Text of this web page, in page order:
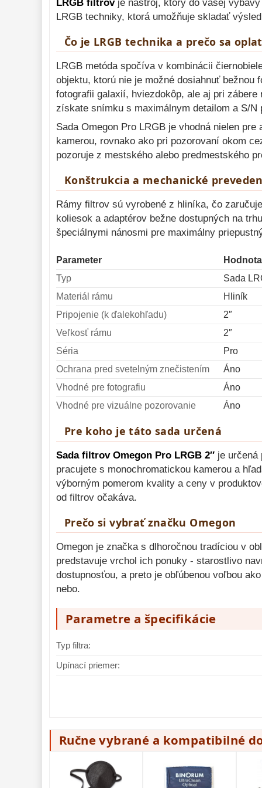
Pointácia a
zaostrenie
26
Kalibrace 8
ADC, Tilting 14
Rotátory 34
Komponenty
Binokulárne 286
Diaľkomery a Nočné
videnie
17
Monokulárne
Mikroskopy 93
Meteostanice 52
Foto stativy
Literatúra
poukazy
28
LRGB filtrovje nástroj, ktorý do vašej
LRGB techniky, ktorá umožňuje skladať
Čo je LRGB technika a prečo sa
LRGB metóda spočíva v kombinácii
objektu, ktorú nie je možné dosiahnuť bežnou
fotografii galaxií, hviezdokôp, ale aj pri
získate snímku s maximálnym detailom a S/
Sada Omegon Pro LRGB je vhodná nielen
kamerou, rovnako ako pri pozorovaní okom
pozoruje z mestského alebo predmestského
Konštrukcia a mechanické
Rámy filtrov sú vyrobené z hliníka, čo
koliesok a adaptérov bežne dostupných na
špeciálnymi nánosmi pre maximálny
Parameter
Hodnota
Typ
Sada
Materiál rámu
Hliník
Pripojenie (k ďalekohľadu)
2″
Veľkosť rámu
2″
Séria
Pro
Ochrana pred svetelným znečistením
Áno
Vhodné pre fotografiu
Áno
Vhodné pre vizuálne pozorovanie
Áno
Pre koho je táto sada určená
Sada filtrov Omegon Pro LRGB 2″ je určená
pracujete s monochromatickou kamerou a
výborným pomerom kvality a ceny v
od filtrov očakáva.
Prečo si vybrať značku Omegon
Omegon je značka s dlhoročnou tradíciou v
predstavuje vrchol ich ponuky - starostlivo
dostupnosťou, a preto je obľúbenou voľbou
nebo.
Parametre a špecifikácie
Typ filtra:
Upínací priemer:
Ručne vybrané a kompatibilné